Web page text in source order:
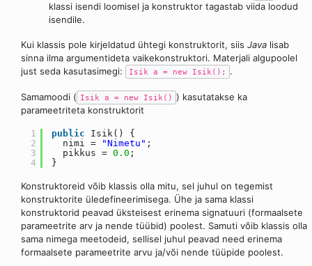
klassi isendi loomisel ja konstruktor tagastab viida loodud
isendile.
Kui klassis pole kirjeldatud ühtegi konstruktorit, siis Java lisab
sinna ilma argumentideta vaikekonstruktori. Materjali algupoolel
just seda kasutasimegi:
Isik a = new Isik(); .
Samamoodi ( Isik a = new Isik() ) kasutatakse ka
parameetriteta konstruktorit
1
2
3
4
public
Isik() {
nimi =
"Nimetu" ;
pikkus = 0.0 ;
}
Konstruktoreid võib klassis olla mitu, sel juhul on tegemist
konstruktorite üledefineerimisega. Ühe ja sama klassi
konstruktorid peavad üksteisest erinema signatuuri (formaalsete
parameetrite arv ja nende tüübid) poolest. Samuti võib klassis olla
sama nimega meetodeid, sellisel juhul peavad need erinema
formaalsete parameetrite arvu ja/või nende tüüpide poolest.